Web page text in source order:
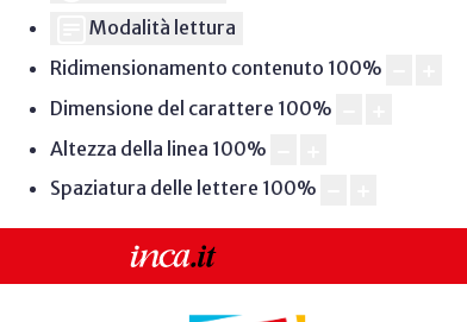
Modalità lettura
Ridimensionamento contenuto 100%
Dimensione del carattere 100%
Altezza della linea 100%
Spaziatura delle lettere 100%